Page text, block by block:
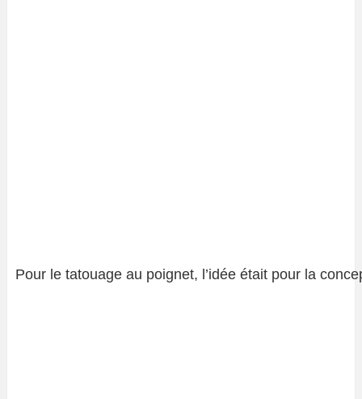
Pour le tatouage au poignet, l’idée était pour la